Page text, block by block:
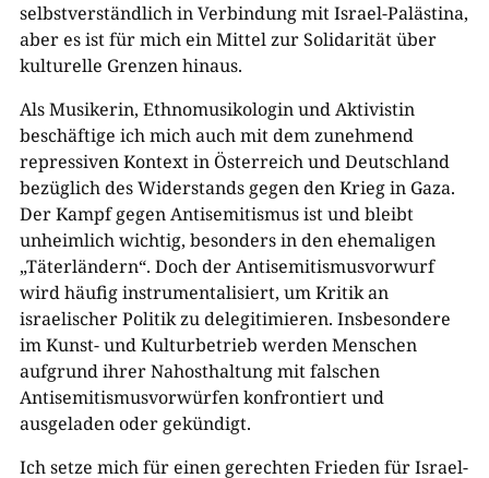
selbstverständlich in Verbindung mit Israel-Palästina,
aber es ist für mich ein Mittel zur Solidarität über
kulturelle Grenzen hinaus.
Als Musikerin, Ethnomusikologin und Aktivistin
beschäftige ich mich auch mit dem zunehmend
repressiven Kontext in Österreich und Deutschland
bezüglich des Widerstands gegen den Krieg in Gaza.
Der Kampf gegen Antisemitismus ist und bleibt
unheimlich wichtig, besonders in den ehemaligen
„Täterländern“. Doch der Antisemitismusvorwurf
wird häufig instrumentalisiert, um Kritik an
israelischer Politik zu delegitimieren. Insbesondere
im Kunst- und Kulturbetrieb werden Menschen
aufgrund ihrer Nahosthaltung mit falschen
Antisemitismusvorwürfen konfrontiert und
ausgeladen oder gekündigt.
Ich setze mich für einen gerechten Frieden für Israel-